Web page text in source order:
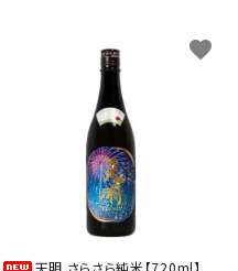
favorite